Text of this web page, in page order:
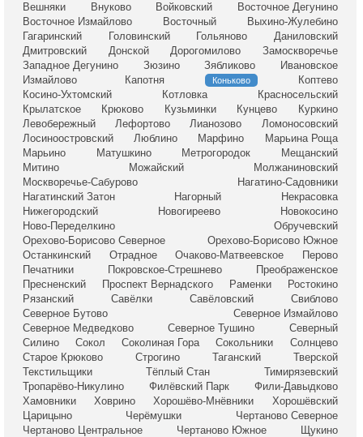
Вешняки
Внуково Войковский
Восточное Дегунино
Восточное Измайлово
Восточный
Выхино-Жулебино
Гагаринский
Головинский Гольяново
Даниловский
Дмитровский
Донской Дорогомилово
Замоскворечье
Западное Дегунино
Зюзино Зябликово
Ивановское
Измайлово
Капотня Коньково
Коптево
Косино-Ухтомский
Котловка
Красносельский
Крылатское
Крюково Кузьминки Кунцево
Куркино
Левобережный
Лефортово Лианозово
Ломоносовский
Лосиноостровский
Люблино Марфино
Марьина Роща
Марьино
Матушкино Метрогородок
Мещанский
Митино
Можайский
Молжаниновский
Москворечье-Сабурово
Нагатино-Садовники
Нагатинский Затон
Нагорный
Некрасовка
Нижегородский
Новогиреево
Новокосино
Ново-Переделкино
Обручевский
Орехово-Борисово Северное
Орехово-Борисово Южное
Останкинский
Отрадное Очаково-Матвеевское
Перово
Печатники
Покровское-Стрешнево
Преображенское
Пресненский
Проспект Вернадского Раменки
Ростокино
Рязанский
Савёлки Савёловский
Свиблово
Северное Бутово
Северное Измайлово
Северное Медведково
Северное Тушино
Северный
Силино
Сокол Соколиная Гора Сокольники
Солнцево
Старое Крюково
Строгино Таганский
Тверской
Текстильщики
Тёплый Стан
Тимирязевский
Тропарёво-Никулино
Филёвский Парк
Фили-Давыдково
Хамовники
Ховрино Хорошёво-Мнёвники
Хорошёвский
Царицыно
Черёмушки
Чертаново Северное
Чертаново Центральное
Чертаново Южное
Щукино